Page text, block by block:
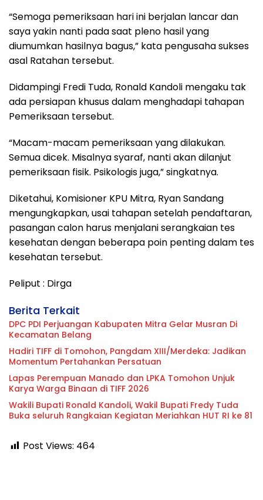
“Semoga pemeriksaan hari ini berjalan lancar dan
saya yakin nanti pada saat pleno hasil yang
diumumkan hasilnya bagus,” kata pengusaha sukses
asal Ratahan tersebut.
Didampingi Fredi Tuda, Ronald Kandoli mengaku tak
ada persiapan khusus dalam menghadapi tahapan
Pemeriksaan tersebut.
“Macam-macam pemeriksaan yang dilakukan.
Semua dicek. Misalnya syaraf, nanti akan dilanjut
pemeriksaan fisik. Psikologis juga,” singkatnya.
Diketahui, Komisioner KPU Mitra, Ryan Sandang
mengungkapkan, usai tahapan setelah pendaftaran,
pasangan calon harus menjalani serangkaian tes
kesehatan dengan beberapa poin penting dalam tes
kesehatan tersebut.
Peliput : Dirga
Berita Terkait
DPC PDI Perjuangan Kabupaten Mitra Gelar Musran Di
Kecamatan Belang
Hadiri TIFF di Tomohon, Pangdam XIII/Merdeka: Jadikan
Momentum Pertahankan Persatuan
Lapas Perempuan Manado dan LPKA Tomohon Unjuk
Karya Warga Binaan di TIFF 2026
Wakili Bupati Ronald Kandoli, Wakil Bupati Fredy Tuda
Buka seluruh Rangkaian Kegiatan Meriahkan HUT RI ke 81
Post Views: 464